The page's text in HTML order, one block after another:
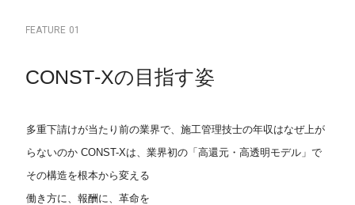
FEATURE 01
CONST-Xの 目指す姿
多重下請けが当たり前の業界で、施工管理技士の年収はなぜ上が
らないのか CONST-Xは、業界初の「高還元・高透明モデル」で
その構造を根本から変える
働き方に、報酬に、革命を